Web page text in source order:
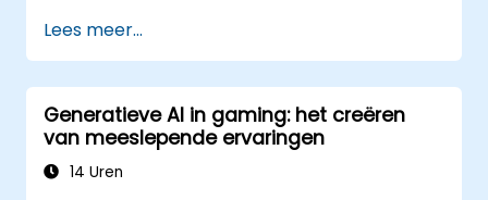
afbeelding-, audio- en videoproductie.
Prompt engineering-technieken toe te
passen om optimale resultaten bij
contentgeneratie te bereiken.
Op de hoogte blijven van de nieuwste
trends en ontwikkelingen binnen
Lees meer...
Generatieve AI in gaming: het creëren
van meeslepende ervaringen
14 Uren